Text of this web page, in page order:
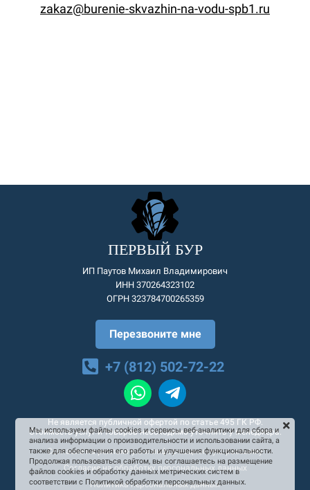
zakaz@burenie-skvazhin-na-vodu-spb1.ru
ПЕРВЫЙ БУР
ИП Паутов Михаил Владимирович
ИНН 370264323102
ОГРН 323784700265359
Перезвоните мне
+7 (812) 502-72-22
Не является публичной офертой по статье 495 ГК РФ.
Стоимость услуг и товаров необходимо уточнять у менеджера.
Согласие на рекламную и информационную рассылку
Согласие на обработку персональных данных
Политика персональных данных
Мы используем файлы cookies и сервисы веб-аналитики для сбора и
анализа информации о производительности и использовании сайта, а
также для обеспечения его работы и улучшения функциональности.
Продолжая пользоваться сайтом, вы соглашаетесь на размещение
файлов cookies и обработку данных метрических систем в
соответствии с Политикой обработки персональных данных.